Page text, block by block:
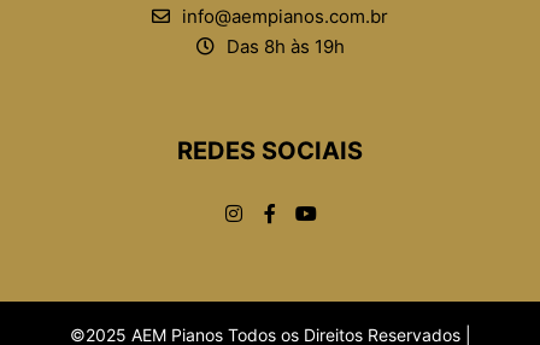
info@aempianos.com.br
Das 8h às 19h
REDES SOCIAIS
©2025 AEM Pianos Todos os Direitos Reservados |